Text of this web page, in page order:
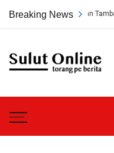
Breaking News
Persetujuan Tambang PT